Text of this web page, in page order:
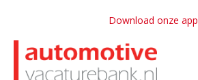
Download onze app